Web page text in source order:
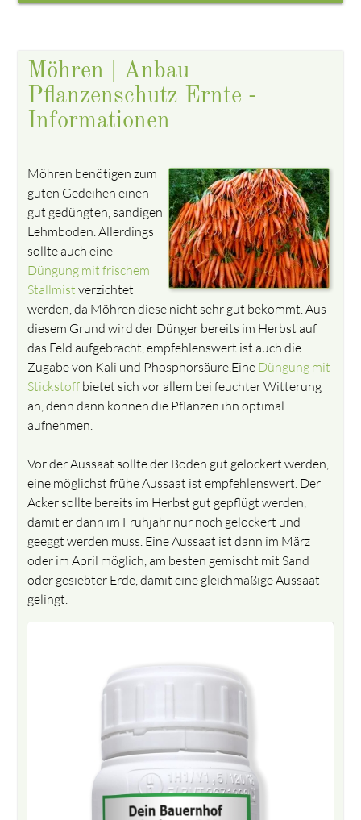
Möhren | Anbau
Pflanzenschutz Ernte -
Informationen
Möhren benötigen zum
guten Gedeihen einen
gut gedüngten, sandigen
Lehmboden. Allerdings
sollte auch eine
Düngung mit frischem
Stallmist verzichtet
werden, da Möhren diese nicht sehr gut bekommt. Aus
diesem Grund wird der Dünger bereits im Herbst auf
das Feld aufgebracht, empfehlenswert ist auch die
Zugabe von Kali und Phosphorsäure.Eine Düngung mit
Stickstoff bietet sich vor allem bei feuchter Witterung
an, denn dann können die Pflanzen ihn optimal
aufnehmen.
Vor der Aussaat sollte der Boden gut gelockert werden,
eine möglichst frühe Aussaat ist empfehlenswert. Der
Acker sollte bereits im Herbst gut gepflügt werden,
damit er dann im Frühjahr nur noch gelockert und
geeggt werden muss. Eine Aussaat ist dann im März
oder im April möglich, am besten gemischt mit Sand
oder gesiebter Erde, damit eine gleichmäßige Aussaat
gelingt.